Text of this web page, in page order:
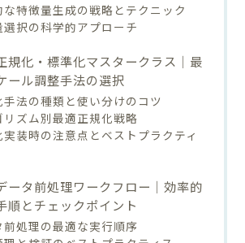
な特徴量生成の戦略とテクニック
選択の科学的アプローチ
規化・標準化マスタークラス｜最
ール調整手法の選択
手法の種類と使い分けのコツ
リズム別最適正規化戦略
実装時の注意点とベストプラクティ
ータ前処理ワークフロー｜効率的
順とチェックポイント
前処理の最適な実行順序